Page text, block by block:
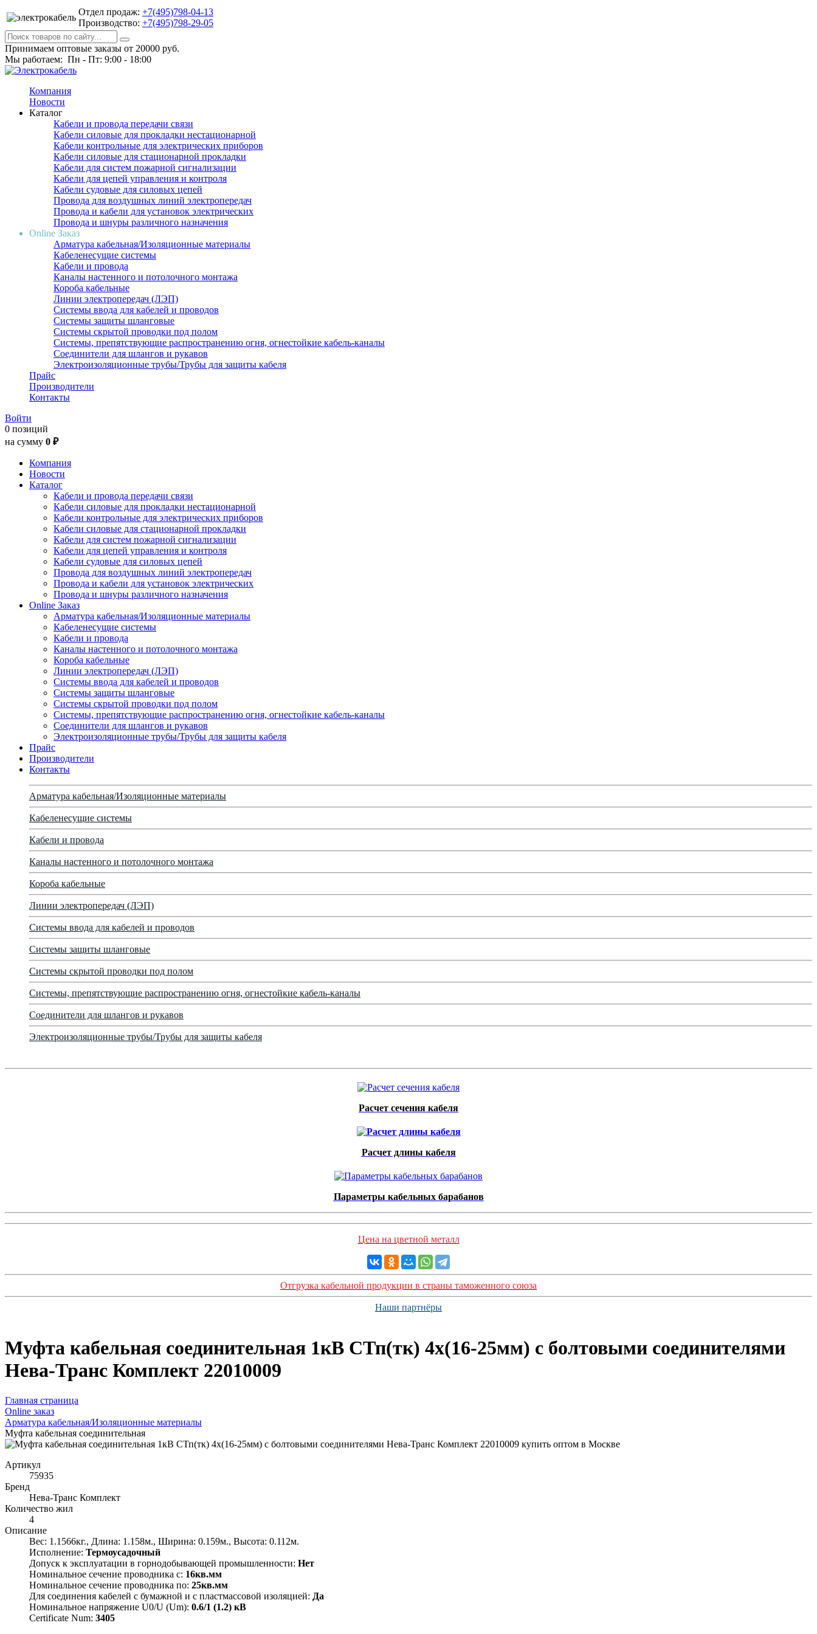
Отдел продаж: +7(495)798-04-13
Производство: +7(495)798-29-05
Принимаем оптовые заказы от 20000 руб.
Мы работаем: Пн - Пт: 9:00 - 18:00
Компания
Новости
Каталог
Кабели и провода передачи связи
Кабели силовые для прокладки нестационарной
Кабели контрольные для электрических приборов
Кабели силовые для стационарной прокладки
Кабели для систем пожарной сигнализации
Кабели для цепей управления и контроля
Кабели судовые для силовых цепей
Провода для воздушных линий электропередач
Провода и кабели для установок электрических
Провода и шнуры различного назначения
Online Заказ
Арматура кабельная/Изоляционные материалы
Кабеленесущие системы
Кабели и провода
Каналы настенного и потолочного монтажа
Короба кабельные
Линии электропередач (ЛЭП)
Системы ввода для кабелей и проводов
Системы защиты шланговые
Системы скрытой проводки под полом
Системы, препятствующие распространению огня, огнестойкие кабель-каналы
Соединители для шлангов и рукавов
Электроизоляционные трубы/Трубы для защиты кабеля
Прайс
Производители
Контакты
Войти
0 позиций
на сумму 0 ₽
Компания
Новости
Каталог
Кабели и провода передачи связи
Кабели силовые для прокладки нестационарной
Кабели контрольные для электрических приборов
Кабели силовые для стационарной прокладки
Кабели для систем пожарной сигнализации
Кабели для цепей управления и контроля
Кабели судовые для силовых цепей
Провода для воздушных линий электропередач
Провода и кабели для установок электрических
Провода и шнуры различного назначения
Online Заказ
Арматура кабельная/Изоляционные материалы
Кабеленесущие системы
Кабели и провода
Каналы настенного и потолочного монтажа
Короба кабельные
Линии электропередач (ЛЭП)
Системы ввода для кабелей и проводов
Системы защиты шланговые
Системы скрытой проводки под полом
Системы, препятствующие распространению огня, огнестойкие кабель-каналы
Соединители для шлангов и рукавов
Электроизоляционные трубы/Трубы для защиты кабеля
Прайс
Производители
Контакты
Арматура кабельная/Изоляционные материалы
Кабеленесущие системы
Кабели и провода
Каналы настенного и потолочного монтажа
Короба кабельные
Линии электропередач (ЛЭП)
Системы ввода для кабелей и проводов
Системы защиты шланговые
Системы скрытой проводки под полом
Системы, препятствующие распространению огня, огнестойкие кабель-каналы
Соединители для шлангов и рукавов
Электроизоляционные трубы/Трубы для защиты кабеля
Расчет сечения кабеля
Расчет длины кабеля
Параметры кабельных барабанов
Цена на цветной металл
Отгрузка кабельной продукции в страны таможенного союза
Наши партнёры
Муфта кабельная соединительная 1кВ СТп(тк) 4х(16-25мм) с болтовыми соединителями
Нева-Транс Комплект 22010009
Главная страница
Оnline заказ
Арматура кабельная/Изоляционные материалы
Муфта кабельная соединительная
Артикул
75935
Бренд
Нева-Транс Комплект
Количество жил
4
Описание
Вес: 1.1566кг., Длина: 1.158м., Ширина: 0.159м., Высота: 0.112м.
Исполнение: Термоусадочный
Допуск к эксплуатации в горнодобывающей промышленности: Нет
Номинальное сечение проводника с: 16кв.мм
Номинальное сечение проводника по: 25кв.мм
Для соединения кабелей с бумажной и с пластмассовой изоляцией: Да
Номинальное напряжение U0/U (Um): 0.6/1 (1.2) кВ
Certificate Num: 3405